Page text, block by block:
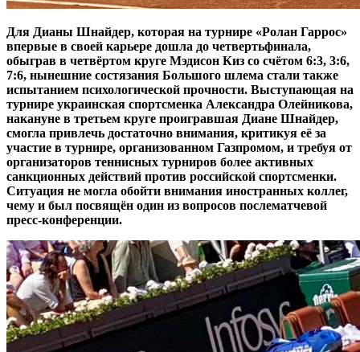
Для Дианы Шнайдер, которая на турнире «Ролан Гаррос»
впервые в своей карьере дошла до четвертьфинала,
обыграв в четвёртом круге Мэдисон Киз со счётом 6:3, 3:6,
7:6, нынешние состязания Большого шлема стали также
испытанием психологической прочности. Выступающая на
турнире украинская спортсменка Александра Олейникова,
накануне в третьем круге проигравшая Диане Шнайдер,
смогла привлечь достаточно внимания, критикуя её за
участие в турнире, организованном Газпромом, и требуя от
организаторов теннисных турниров более активных
санкционных действий против российской спортсменки.
Ситуация не могла обойти внимания иностранных коллег,
чему и был посвящён один из вопросов послематчевой
пресс-конференции.